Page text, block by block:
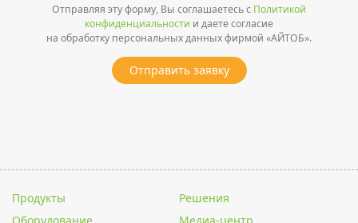
Отправляя эту форму, Вы соглашаетесь с Политикой
конфиденциальности и даете согласие
на обработку персональных данных фирмой «АЙТОБ».
Отправить заявку
Продукты
Решения